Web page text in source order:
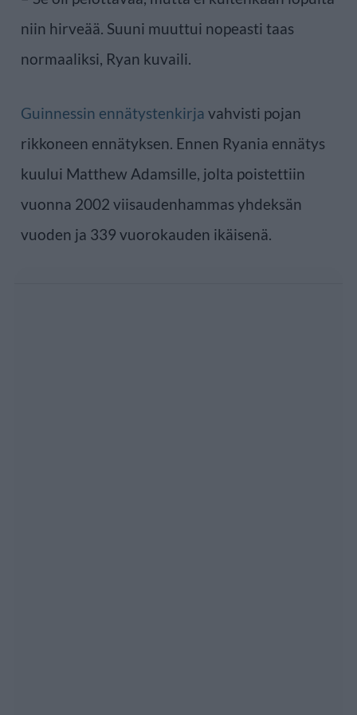
niin hirveää. Suuni muuttui nopeasti taas
normaaliksi, Ryan kuvaili.
Guinnessin ennätystenkirja vahvisti pojan
rikkoneen ennätyksen. Ennen Ryania ennätys
kuului Matthew Adamsille, jolta poistettiin
vuonna 2002 viisaudenhammas yhdeksän
vuoden ja 339 vuorokauden ikäisenä.